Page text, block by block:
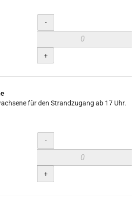
Menge
-
+
für den Strandzugang ab 17 Uhr.
Menge
-
+